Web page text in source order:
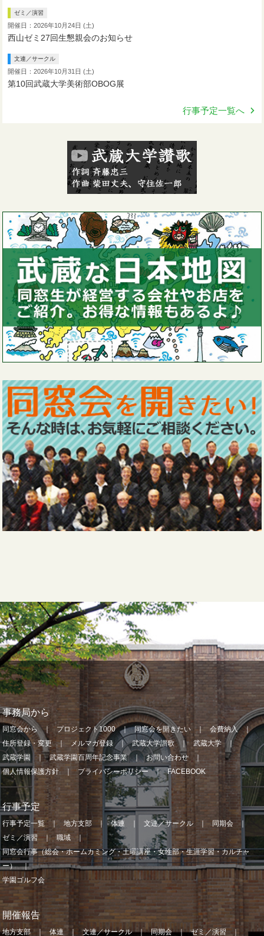
ゼミ／演習
開催日：2026年10月24日 (土)
西山ゼミ27回生懇親会のお知らせ
文連／サークル
開催日：2026年10月31日 (土)
第10回武蔵大学美術部OBOG展
行事予定一覧へ
事務局から
同窓会から プロジェクト1000 同窓会を開きたい
会費納入
住所登録・変更
メルマガ登録 武蔵大学讃歌
武蔵大学
武蔵学園
武蔵学園百周年記念事業
お問い合わせ
個人情報保護方針
プライバシーポリシー FACEBOOK
行事予定
行事予定一覧 地方支部 体連 文連／サークル
同期会
ゼミ／演習
職域
同窓会行事（総会・ホームカミング・土曜講座・女性部・生涯学習・カルチャ
ー）
学園ゴルフ会
開催報告
地方支部 体連 文連／サークル 同期会 ゼミ／演習